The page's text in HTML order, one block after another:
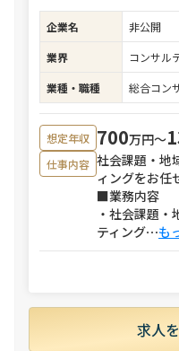
企業名
非公開
業界
コンサル
業種・職種
総合コン
想定年収 700万円〜
仕事内容 社会課題・地
ィングをお任
■業務内容
・社会課題
ティング⋯も
求人